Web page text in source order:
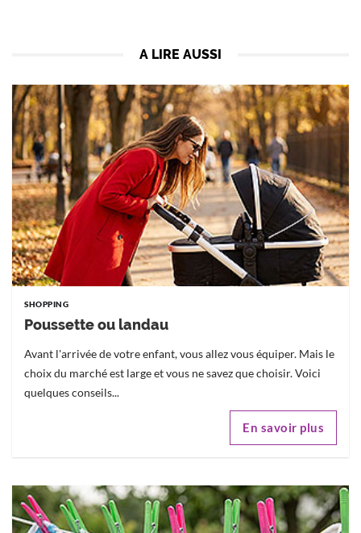
A LIRE AUSSI
SHOPPING
Poussette ou landau
Avant l'arrivée de votre enfant, vous allez vous équiper. Mais le
choix du marché est large et vous ne savez que choisir. Voici
quelques conseils...
En savoir plus